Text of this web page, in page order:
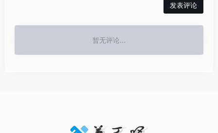
发表评论
暂无评论...